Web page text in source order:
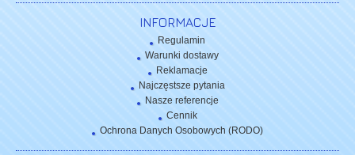
INFORMACJE
Regulamin
Warunki dostawy
Reklamacje
Najczęstsze pytania
Nasze referencje
Cennik
Ochrona Danych Osobowych (RODO)